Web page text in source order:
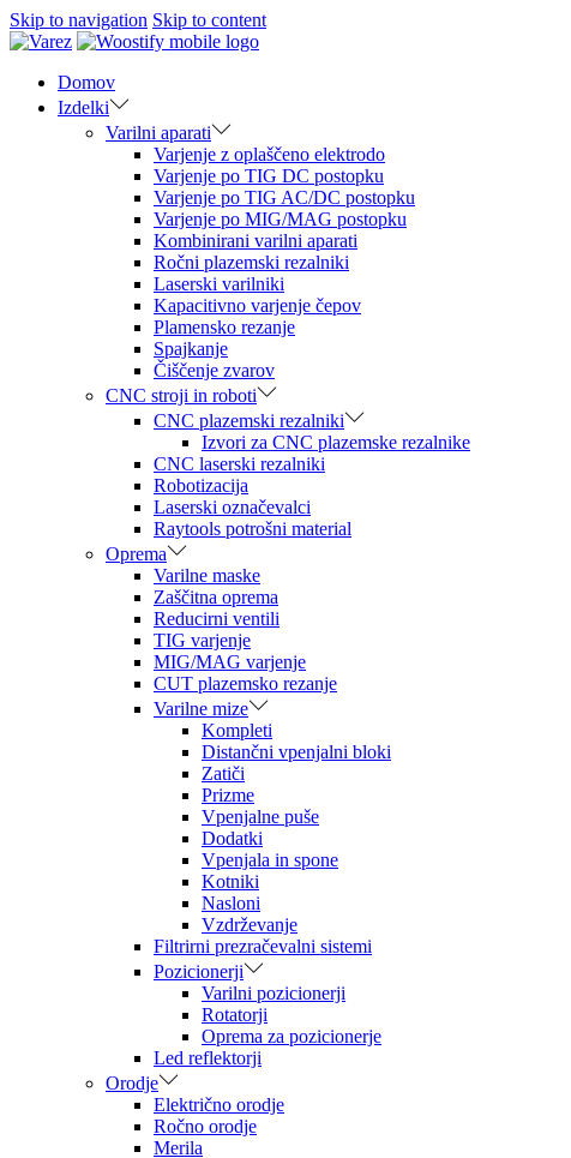
Skip to navigation Skip to content
Domov
Izdelki
Varilni aparati
Varjenje z oplaščeno elektrodo
Varjenje po TIG DC postopku
Varjenje po TIG AC/DC postopku
Varjenje po MIG/MAG postopku
Kombinirani varilni aparati
Ročni plazemski rezalniki
Laserski varilniki
Kapacitivno varjenje čepov
Plamensko rezanje
Spajkanje
Čiščenje zvarov
CNC stroji in roboti
CNC plazemski rezalniki
Izvori za CNC plazemske rezalnike
CNC laserski rezalniki
Robotizacija
Laserski označevalci
Raytools potrošni material
Oprema
Varilne maske
Zaščitna oprema
Reducirni ventili
TIG varjenje
MIG/MAG varjenje
CUT plazemsko rezanje
Varilne mize
Kompleti
Distančni vpenjalni bloki
Zatiči
Prizme
Vpenjalne puše
Dodatki
Vpenjala in spone
Kotniki
Nasloni
Vzdrževanje
Filtrirni prezračevalni sistemi
Pozicionerji
Varilni pozicionerji
Rotatorji
Oprema za pozicionerje
Led reflektorji
Orodje
Električno orodje
Ročno orodje
Merila